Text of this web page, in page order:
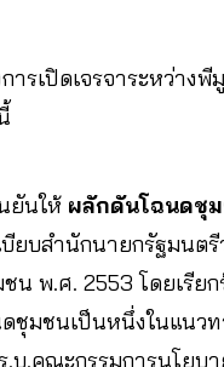
ารเปิดเจรจาระหว่าง
ยันให้ ผลักดันโฉนดชุ
บียบสำนักนายกรัฐมนต
น พ.ศ. 2553 โดยเรียก
ชุมชนเป็นหนึ่งในแนวท
บ.คณะกรรมการนโยบ